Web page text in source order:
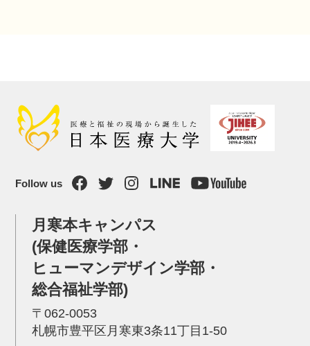
Follow us
月寒本キャンパス
(保健医療学部・
ヒューマンデザイン学部・
総合福祉学部)
〒062-0053
札幌市豊平区月寒東3条11丁目1-50